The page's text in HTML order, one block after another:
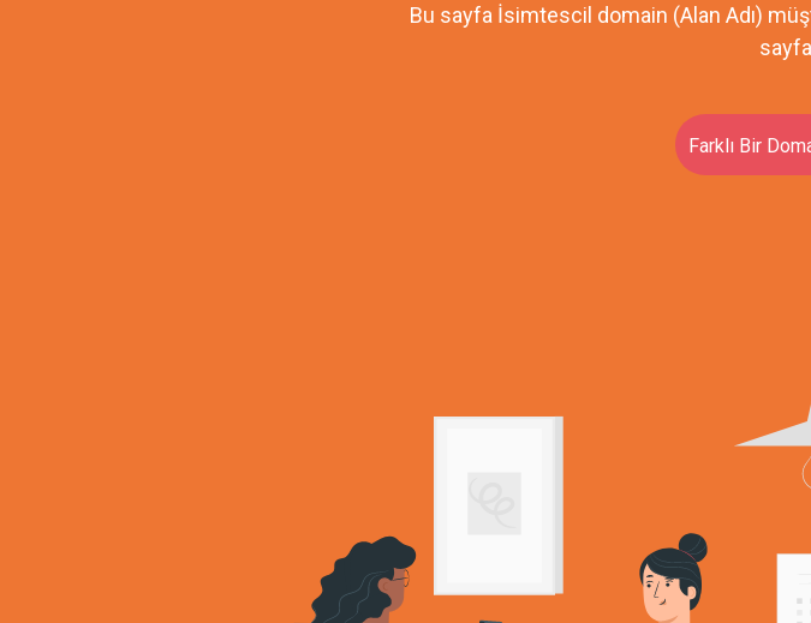
Bu sayfa İsimtescil domain (Alan Adı)
Farklı Bir